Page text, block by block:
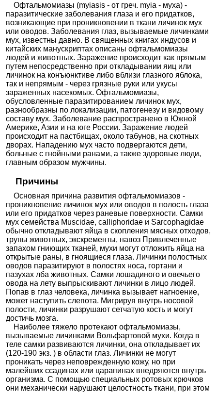
Офтальмомиазы (myiasis - от греч. myia - муха) -
паразитические заболевания глаза и его придатков,
возникающие при проникновении в ткани личинок мух
или оводов. Заболевания глаз, вызываемые личинками
мух, известны давно. В священных книгах индусов и
китайских манускриптах описаны офтальмомиазы
людей и животных. Заражение происходит как прямым
путем непосредственно при откладывании яиц или
личинок на конъюнктиве либо вблизи глазного яблока,
так и непрямым - через грязные руки или укусы
зараженных насекомых. Офтальмомиазы,
обусловленные паразитированием личинок мух,
разнообразны по локализации, патогенезу и видовому
составу мух. Заболевание распространено в Южной
Америке, Азии и на юге России. Заражение людей
происходит на пастбищах, около табунов, на скотных
дворах. Нападению мух часто подвергаются дети,
больные с гнойными ранами, а также здоровые люди,
главным образом мужчины.
Причины
Основная причина развития офтальмомиазов -
проникновение личинок мух или оводов в полость глаза
или его придатков через раневые поверхности. Самки
мух семейства Muscidae, сalliphoridae и Sarcophagidae
обычно откладывают яйца в скопления мясных отходов,
трупы животных, экскременты, навоз Привлеченные
запахом гниющих тканей, мухи могут отложить яйца на
открытые раны, в гноящиеся глаза. Личинки полостных
оводов паразитируют в полостях носа, гортани и
пазухах лба животных. Самки лошадиного и овечьего
овода на лету выпрыскивают личинки в лицо людей.
Попав в глаз человека, личинка вызывает нагноение,
может наступить слепота. Мигрируя внутрь носовой
полости, личинки разрушают сетчатую кость и могут
достичь мозга.
Наиболее тяжело протекают офтальмомиазы,
вызываемые личинками Вольфартовой мухи. Когда в
теле самки развиваются личинки, она откладывает их
(120-190 экз. ) в области глаз. Личинки не могут
проникать через неповрежденную кожу, но при
малейших ссадинах или царапинах внедряются внутрь
организма. С помощью специальных ротовых крючков
они механически нарушают целостность ткани, при этом